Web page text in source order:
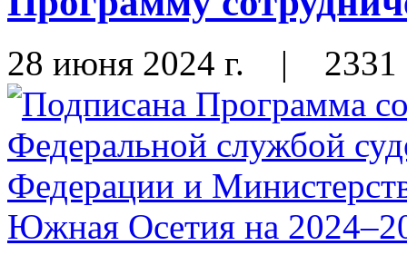
28 июня 2024 г. | 2331